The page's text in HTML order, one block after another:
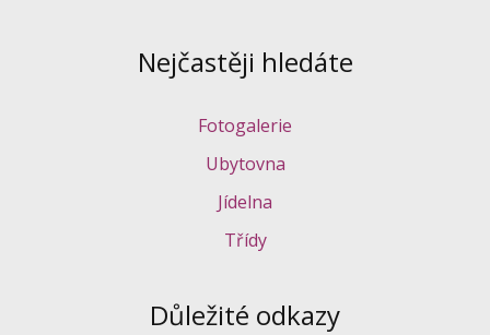
Nejčastěji hledáte
Fotogalerie
Ubytovna
Jídelna
Třídy
Důležité odkazy